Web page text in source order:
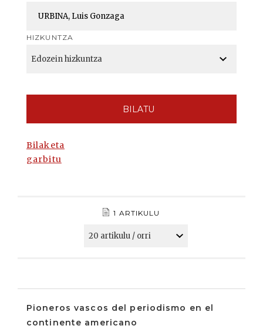
HIZKUNTZA
BILATU
Bilaketa
garbitu
1 ARTIKULU
Pioneros vascos del periodismo en el
continente americano